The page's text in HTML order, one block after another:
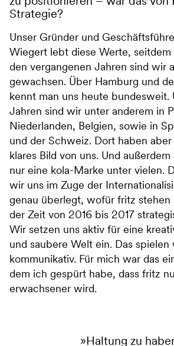
Strategie?
Unser Gründer und
Wiegert lebt diese Werte,
den vergangenen Jahren sind wir
gewachsen. Über Hamburg und
kennt man uns heute bundesweit.
Jahren sind wir unter anderem in
Niederlanden, Belgien, sowie in
und der Schweiz. Dort haben
klares Bild von uns. Und
nur eine kola-Marke unter vielen.
wir uns im Zuge der
genau überlegt, wofür fritz stehen
der Zeit von 2016 bis 2017
Wir setzen uns aktiv für eine
und saubere Welt ein. Das spielen
kommunikativ. Für mich war das
dem ich gespürt habe, dass fritz
erwachsener wird.
Haltung zu